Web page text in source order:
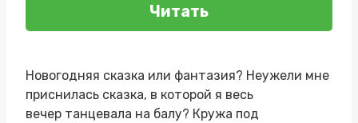
Читать
Новогодняя сказка или фантазия? Неужели мне
приснилась сказка, в которой я весь
вечер танцевала на балу? Кружа под